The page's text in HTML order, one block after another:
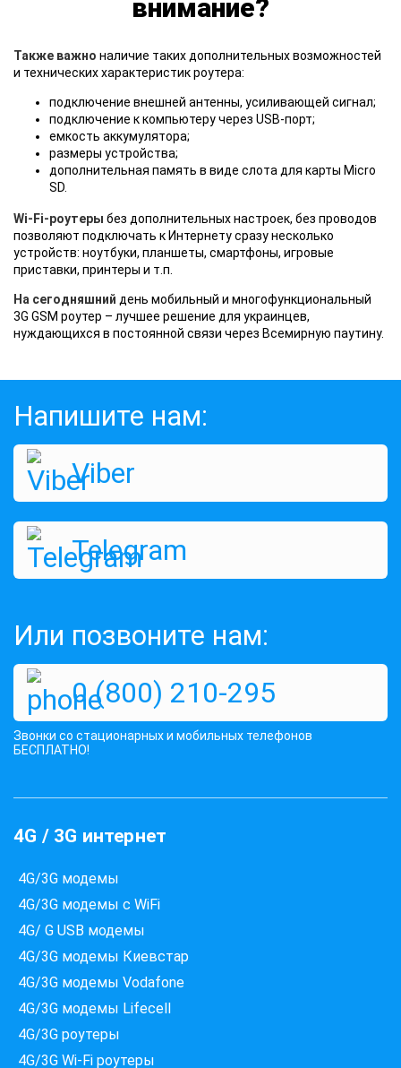
внимание?
Также важно наличие таких дополнительных возможностей
и технических характеристик роутера:
подключение внешней антенны, усиливающей сигнал;
подключение к компьютеру через USB-порт;
емкость аккумулятора;
размеры устройства;
дополнительная память в виде слота для карты Micro
SD.
Wi-Fi-роутеры без дополнительных настроек, без проводов
позволяют подключать к Интернету сразу несколько
устройств: ноутбуки, планшеты, смартфоны, игровые
приставки, принтеры и т.п.
На сегодняшний день мобильный и многофункциональный
3G GSM роутер – лучшее решение для украинцев,
нуждающихся в постоянной связи через Всемирную паутину.
Напишите нам:
Viber
Telegram
Или позвоните нам:
0 (800) 210-295
Звонки со стационарных и мобильных телефонов
БЕСПЛАТНО!
4G / 3G интернет
4G/3G модемы
4G/3G модемы с WiFi
4G/ G USB модемы
4G/3G модемы Киевстар
4G/3G модемы Vodafone
4G/3G модемы Lifecell
4G/3G роутеры
4G/3G Wi-Fi роутеры
Які провайдери працюють
за вашою адресою?
Перевірте доступність інтернету за 30 секунд
375+ провайдерів в базі
Введіть вашу адресу
Місто, вулиця та номер будинку